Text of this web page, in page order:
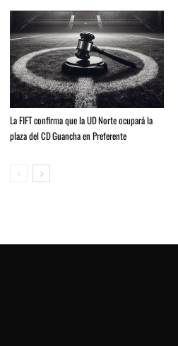
La FIFT confirma que la UD Norte ocupará la
plaza del CD Guancha en Preferente